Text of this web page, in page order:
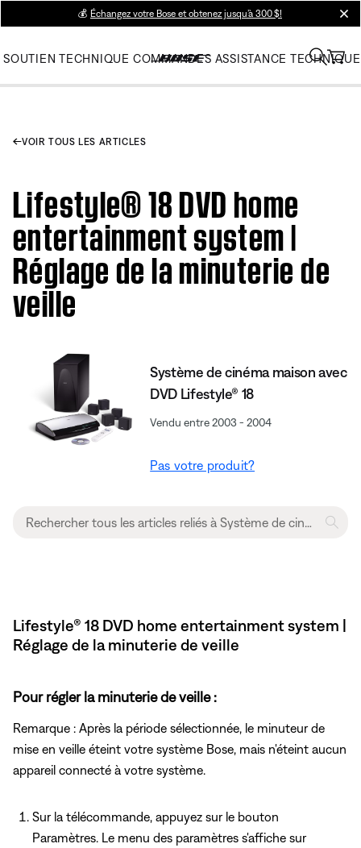
💰 Échangez votre Bose et obtenez jusqu’à 300 $!
SOUTIEN TECHNIQUE COMMANDES ASSISTANCE TECHNIQUE
VOIR TOUS LES ARTICLES
Lifestyle® 18 DVD home
entertainment system |
Réglage de la minuterie de
veille
Système de cinéma maison avec
DVD Lifestyle® 18
Vendu entre 2003 - 2004
Pas votre produit?
Lifestyle® 18 DVD home entertainment system |
Réglage de la minuterie de veille
Pour régler la minuterie de veille :
Remarque : Après la période sélectionnée, le minuteur de
mise en veille éteint votre système Bose, mais n'éteint aucun
appareil connecté à votre système.
Sur la télécommande, appuyez sur le bouton
Paramètres. Le menu des paramètres s'affiche sur